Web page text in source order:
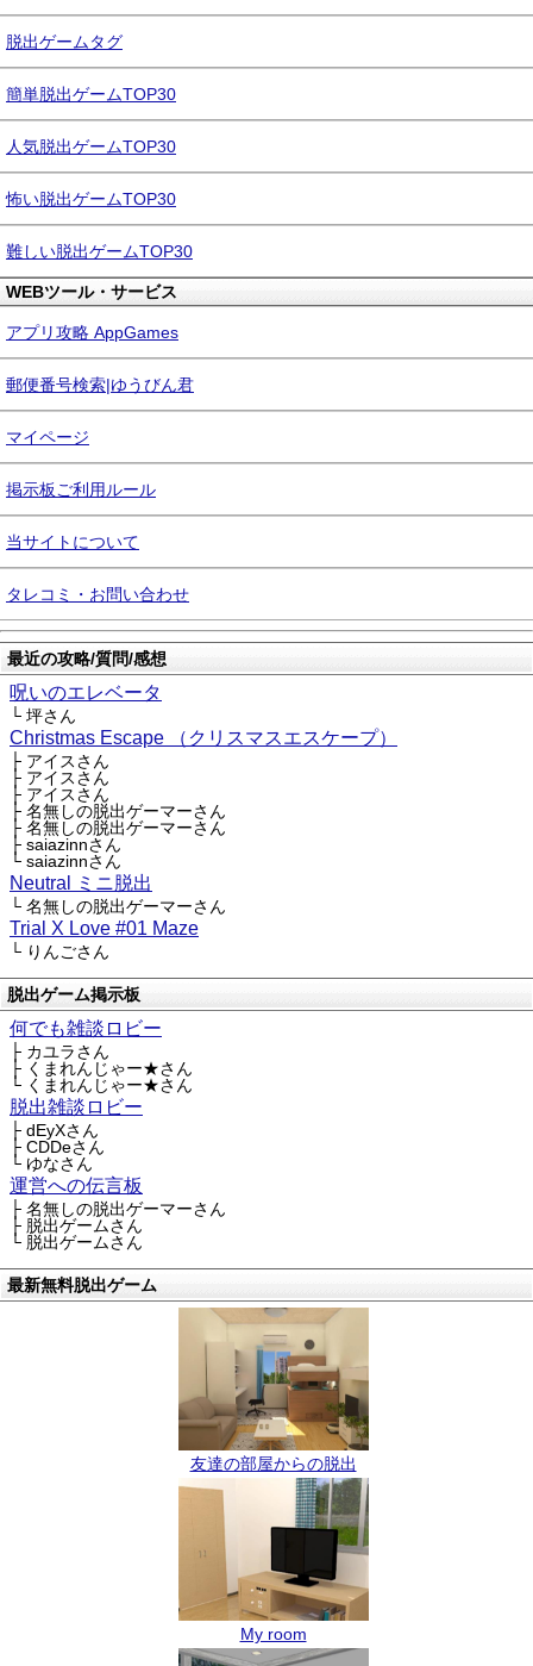
脱出ゲームタグ
簡単脱出ゲームTOP30
人気脱出ゲームTOP30
怖い脱出ゲームTOP30
難しい脱出ゲームTOP30
WEBツール・サービス
アプリ攻略 AppGames
郵便番号検索|ゆうびん君
マイページ
掲示板ご利用ルール
当サイトについて
タレコミ・お問い合わせ
最近の攻略/質問/感想
呪いのエレベータ
└ 坪さん
Christmas Escape （クリスマスエスケープ）
├ アイスさん
├ アイスさん
├ アイスさん
├ 名無しの脱出ゲーマーさん
├ 名無しの脱出ゲーマーさん
├ saiazinnさん
└ saiazinnさん
Neutral ミニ脱出
└ 名無しの脱出ゲーマーさん
Trial X Love #01 Maze
└ りんごさん
脱出ゲーム掲示板
何でも雑談ロビー
├ カユラさん
├ くまれんじゃー★さん
└ くまれんじゃー★さん
脱出雑談ロビー
├ dEyXさん
├ CDDeさん
└ ゆなさん
運営への伝言板
├ 名無しの脱出ゲーマーさん
├ 脱出ゲームさん
└ 脱出ゲームさん
最新無料脱出ゲーム
友達の部屋からの脱出
My room